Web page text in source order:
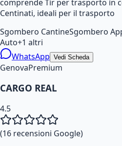
comprende Tir per trasporto in
Centinati, ideali per il trasporto
Sgombero CantineSgombero
Auto+1 altri
WhatsApp Vedi Scheda
GenovaPremium
CARGO REAL
4.5
(16 recensioni Google)